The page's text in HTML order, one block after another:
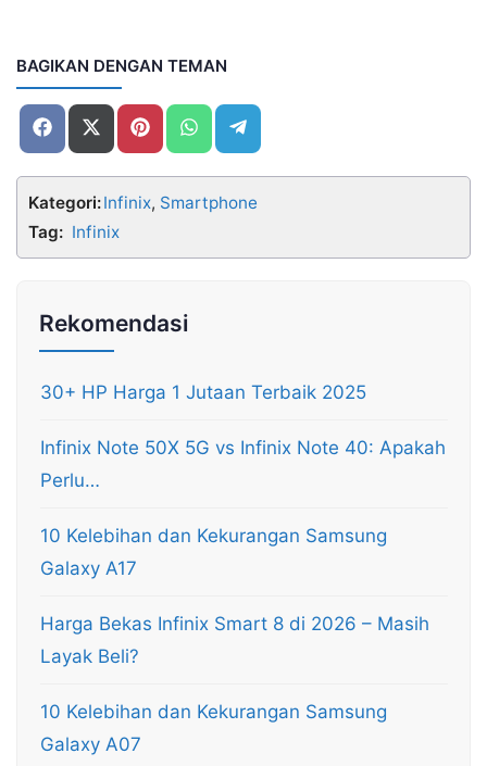
BAGIKAN DENGAN TEMAN
Share
on
Share
on
(Twitter)
Share
on
Share
on
on
Kategori:Infinix, Smartphone
Tag: Infinix
Rekomendasi
30+ HP Harga 1 Jutaan Terbaik 2025
Infinix Note 50X 5G vs Infinix Note 40: Apakah
Perlu…
10 Kelebihan dan Kekurangan Samsung
Galaxy A17
Harga Bekas Infinix Smart 8 di 2026 – Masih
Layak Beli?
10 Kelebihan dan Kekurangan Samsung
Galaxy A07